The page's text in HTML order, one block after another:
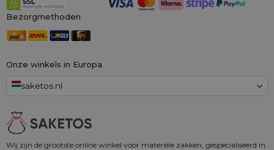
Wij zijn de grootste online winkel voor materiële zakken, gespecialiseerd in
Onze winkels in Europa
saketos.nl
Bezorgmethoden